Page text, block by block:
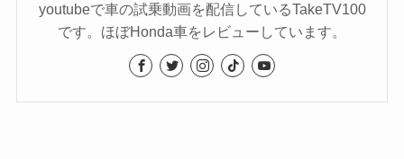
youtubeで車の試乗動画を配信しているTakeTV100
です。ほぼHonda車をレビューしています。